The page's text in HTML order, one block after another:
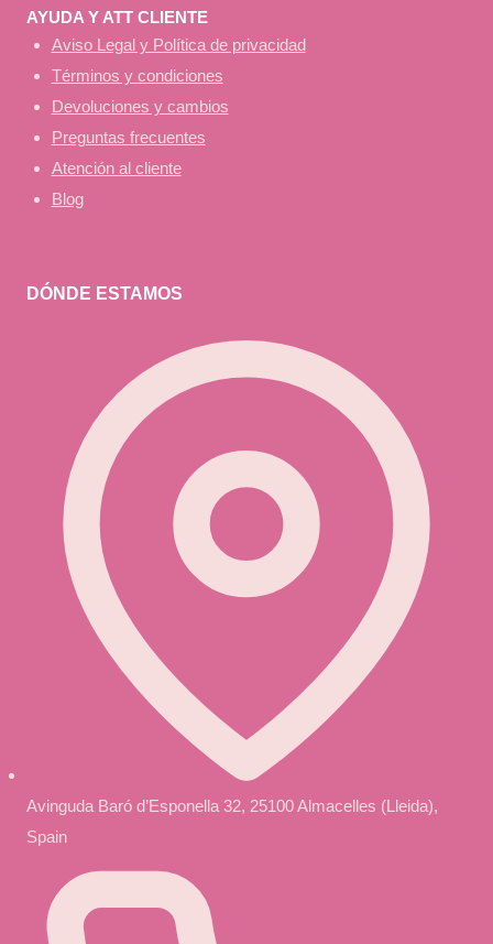
AYUDA Y ATT CLIENTE
Aviso Legal y Política de privacidad
Términos y condiciones
Devoluciones y cambios
Preguntas frecuentes
Atención al cliente
Blog
DÓNDE ESTAMOS
Avinguda Baró d’Esponella 32, 25100 Almacelles (Lleida),
Spain